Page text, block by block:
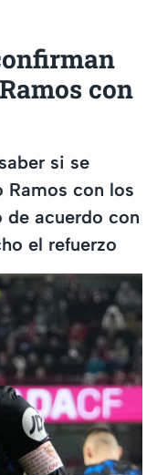
con
si se
Ramos con los
de acuerdo con
el refuerzo